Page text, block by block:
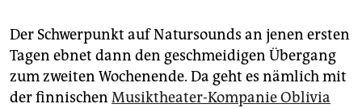
Der Schwerpunkt auf Natursounds an jenen ersten
Tagen ebnet dann den geschmeidigen Übergang
zum zweiten Wochenende. Da geht es nämlich mit
der finnischen Musiktheater-Kompanie Oblivia